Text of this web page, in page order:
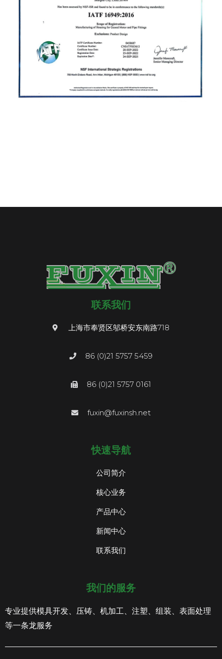
联系我们
上海市奉贤区邬桥安东南路718
86 (0)21 5757 5459
86 (0)21 5757 0161
fuxin@fuxinsh.net
快速导航
公司简介
核心业务
产品中心
新闻中心
联系我们
我们的服务
专业提供模具开发、压铸、机加工、注塑、组装、表面处理
等一条龙服务